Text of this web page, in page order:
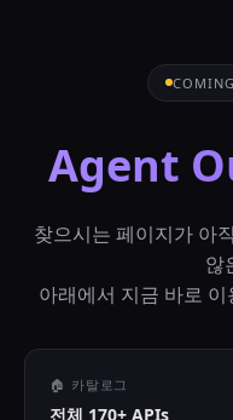
Agent
찾으시는 페이지가 아
않
아래에서 지금 바로
🏠 카탈로그
전체 170+ APIs